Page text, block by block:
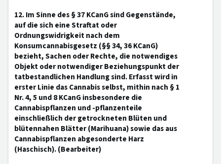
12. Im Sinne des § 37 KCanG sind Gegenstände,
auf die sich eine Straftat oder
Ordnungswidrigkeit nach dem
Konsumcannabisgesetz (§§ 34, 36 KCanG)
bezieht, Sachen oder Rechte, die notwendiges
Objekt oder notwendiger Beziehungspunkt der
tatbestandlichen Handlung sind. Erfasst wird in
erster Linie das Cannabis selbst, mithin nach § 1
Nr. 4, 5 und 8 KCanG insbesondere die
Cannabispflanzen und -pflanzenteile
einschließlich der getrockneten Blüten und
blütennahen Blätter (Marihuana) sowie das aus
Cannabispflanzen abgesonderte Harz
(Haschisch). (Bearbeiter)